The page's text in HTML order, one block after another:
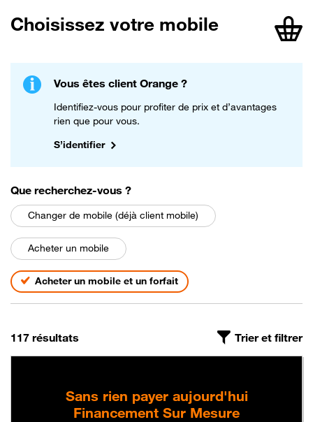
Choisissez votre mobile
Vous êtes client Orange ?
Identifiez-vous pour profiter de prix et d’avantages
rien que pour vous.
S’identifier
Que recherchez-vous parmi les choix suivants
?
Changer de mobile (déjà client mobile)
Acheter un mobile
Acheter un mobile et un forfait
On a trouvé
117 résultats Trier et filtrer
Sans rien payer aujourd'hui
Financement Sur Mesure